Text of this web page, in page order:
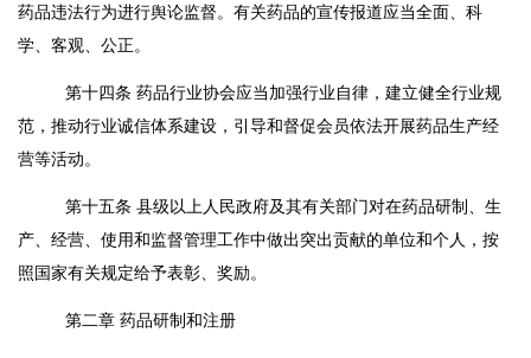
药品违法行为进行舆论监督。有关药品的宣传报道应当全面、科
学、客观、公正。
第十四条 药品行业协会应当加强行业自律，建立健全行业规
范，推动行业诚信体系建设，引导和督促会员依法开展药品生产经
营等活动。
第十五条 县级以上人民政府及其有关部门对在药品研制、生
产、经营、使用和监督管理工作中做出突出贡献的单位和个人，按
照国家有关规定给予表彰、奖励。
第二章 药品研制和注册